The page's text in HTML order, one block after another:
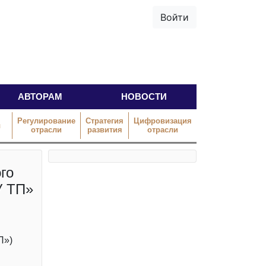
Войти
АВТОРАМ НОВОСТИ
Регулирование
отрасли
Стратегия
развития
Цифровизация
отрасли
ТП»